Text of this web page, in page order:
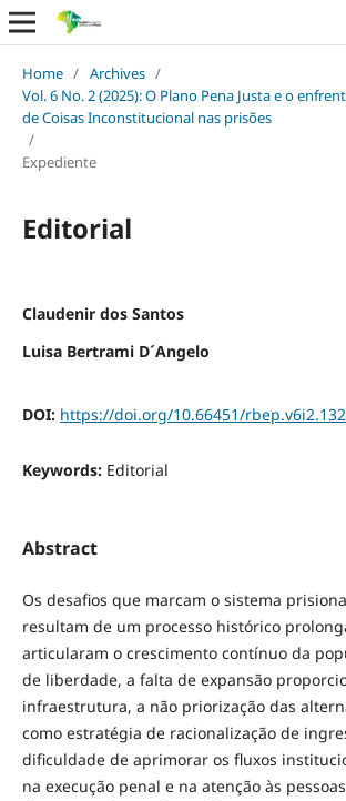
Home / Archives /
Vol. 6 No. 2 (2025): O Plano Pena Justa e o
de Coisas Inconstitucional nas prisões
/
Expediente
Editorial
Claudenir dos Santos
Luisa Bertrami D´Angelo
DOI: https://doi.org/10.66451/
Keywords: Editorial
Abstract
Os desafios que marcam o sistema
resultam de um processo histórico
articularam o crescimento contínuo da
de liberdade, a falta de expansão
infraestrutura, a não priorização das
como estratégia de racionalização de
dificuldade de aprimorar os fluxos
na execução penal e na atenção às